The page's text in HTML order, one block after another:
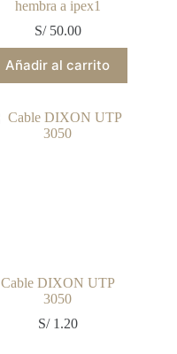
hembra a ipex1
S/50.00
Añadir al carrito
Cable DIXON UTP
3050
S/1.20